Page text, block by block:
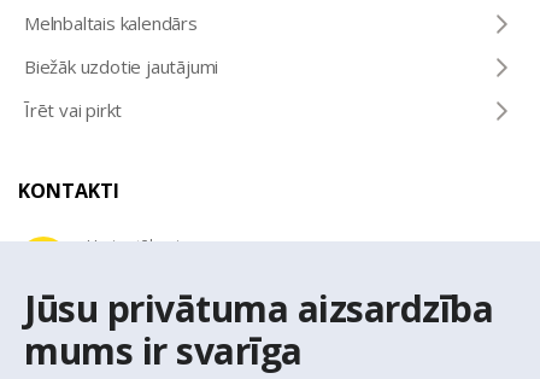
Jūsu privātuma aizsardzība
mums ir svarīga
Melnbaltais kalendārs
Biežāk uzdotie jautājumi
Īrēt vai pirkt
KONTAKTI
Uzziņu tālrunis
E-pasta adrese
latio@latio.lv